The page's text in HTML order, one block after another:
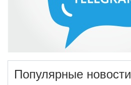
Популярные новости